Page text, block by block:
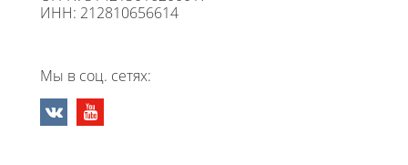
ИНН: 212810656614
Мы в соц. сетях: